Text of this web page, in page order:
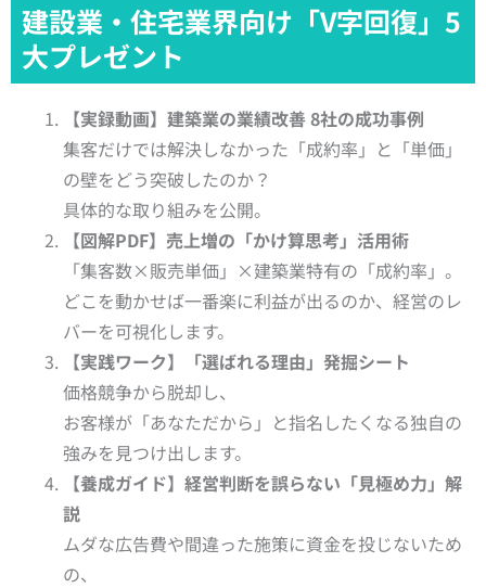
建設業・住宅業界向け「V字回復」5
大プレゼント
【実録動画】建築業の業績改善 8社の成功事例
集客だけでは解決しなかった「成約率」と「単価」
の壁をどう突破したのか？
具体的な取り組みを公開。
【図解PDF】売上増の「かけ算思考」活用術
「集客数×販売単価」×建築業特有の「成約率」。
どこを動かせば一番楽に利益が出るのか、経営のレ
バーを可視化します。
【実践ワーク】「選ばれる理由」発掘シート
価格競争から脱却し、
お客様が「あなただから」と指名したくなる独自の
強みを見つけ出します。
【養成ガイド】経営判断を誤らない「見極め力」解
説
ムダな広告費や間違った施策に資金を投じないため
の、